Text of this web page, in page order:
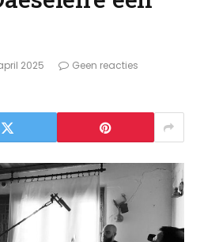
2025
Geen reacties